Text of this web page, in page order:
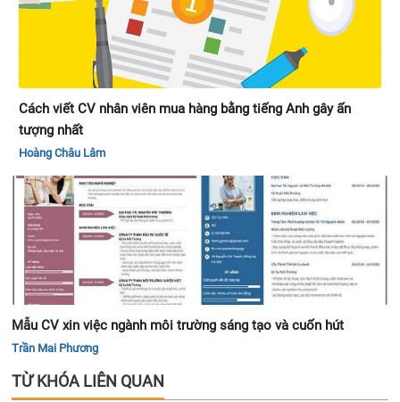
Cách viết CV nhân viên mua hàng bằng tiếng Anh gây ấn
tượng nhất
Hoàng Châu Lâm
Mẫu CV xin việc ngành môi trường sáng tạo và cuốn hút
Trần Mai Phương
TỪ KHÓA LIÊN QUAN